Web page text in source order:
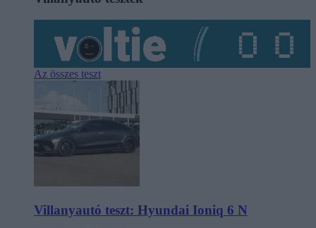
Az összes teszt
Villanyautó teszt: Hyundai Ioniq 6 N